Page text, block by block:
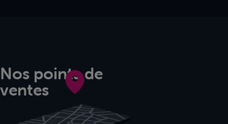
Nos points de
ventes